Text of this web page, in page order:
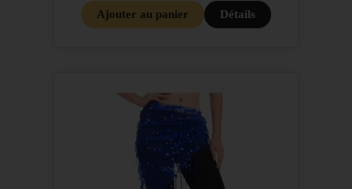
Ajouter au panier Détails